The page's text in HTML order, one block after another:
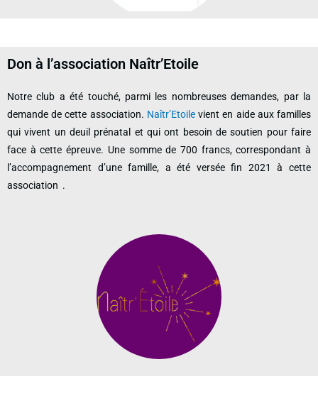
Don à l’association Naîtr’Etoile
Notre club a été touché, parmi les nombreuses demandes, par la
demande de cette association. Naîtr’Etoilevient en aide aux familles
qui vivent un deuil prénatal et qui ont besoin de soutien pour faire
face à cette épreuve. Une somme de 700 francs, correspondant à
l’accompagnement d’une famille, a été versée fin 2021 à cette
association .